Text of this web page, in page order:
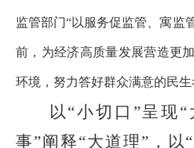
监管部门“以服务促监管、寓监
前，为经济高质量发展营造更
环境，努力答好群众满意的民生
以“小切口 ”呈现“
事”阐释“大道理 ”，以“